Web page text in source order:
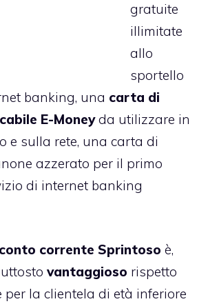
gratuite
illimitate
allo
sportello
banking, una carta di
E-Moneyda utilizzare in
e sulla rete, una carta di
azzerato per il primo
di internet banking
conto corrente Sprintoso è,
vantaggioso rispetto
per la clientela di età inferiore